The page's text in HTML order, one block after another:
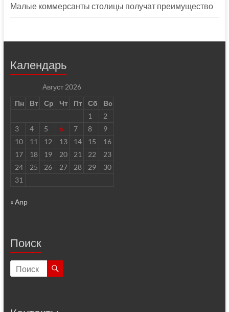
Малые коммерсанты столицы получат преимущество
Календарь
Август 2026
Пн
Вт Ср Чт Пт Сб
Вс
1
2
3
4 5 6 7 8
9
10
11 12 13 14 15
16
17
18 19 20 21 22
23
24
25 26 27 28 29
30
31
« Апр
Поиск